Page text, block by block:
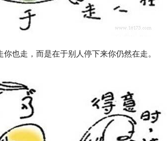
也走，而是在于别人停下来你仍然在走。